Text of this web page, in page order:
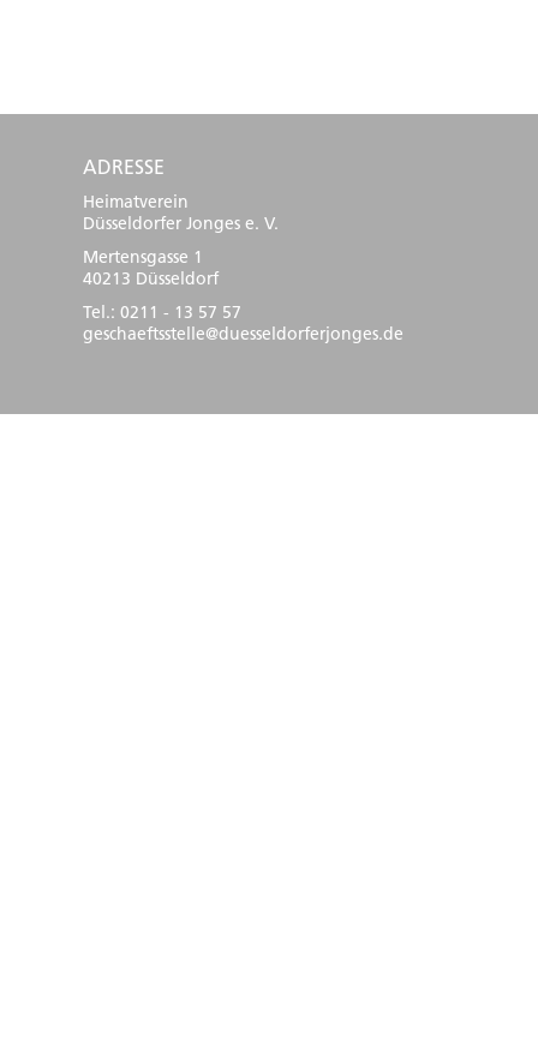
ADRESSE
Heimatverein
Düsseldorfer Jonges e. V.
Mertensgasse 1
40213 Düsseldorf
Tel.: 0211 - 13 57 57
geschaeftsstelle@duesseldorferjonges.de